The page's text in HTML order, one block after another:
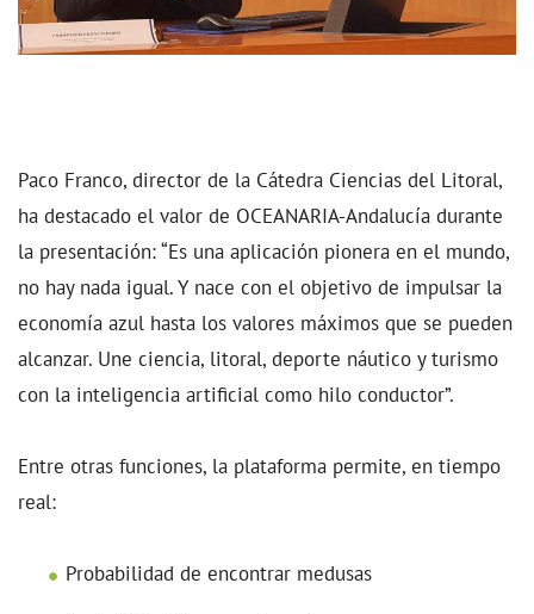
Paco Franco, director de la Cátedra Ciencias del Litoral,
ha destacado el valor de OCEANARIA-Andalucía durante
la presentación: “Es una aplicación pionera en el mundo,
no hay nada igual. Y nace con el objetivo de impulsar la
economía azul hasta los valores máximos que se pueden
alcanzar. Une ciencia, litoral, deporte náutico y turismo
con la inteligencia artificial como hilo conductor”.
Entre otras funciones, la plataforma permite, en tiempo
real:
Probabilidad de encontrar medusas